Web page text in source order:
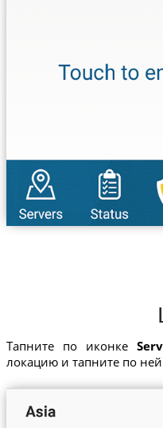
Тапните по иконке
локацию и тапните по